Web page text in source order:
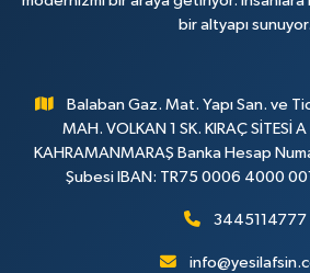
bir altyapı sunuyor.
Balaban Gaz. Mat. Yapı San. ve
MAH. VOLKAN 1 SK. KIRAÇ SİTESİ
KAHRAMANMARAŞ Banka Hesap
Şubesi IBAN: TR75 0006 4000
3445114777